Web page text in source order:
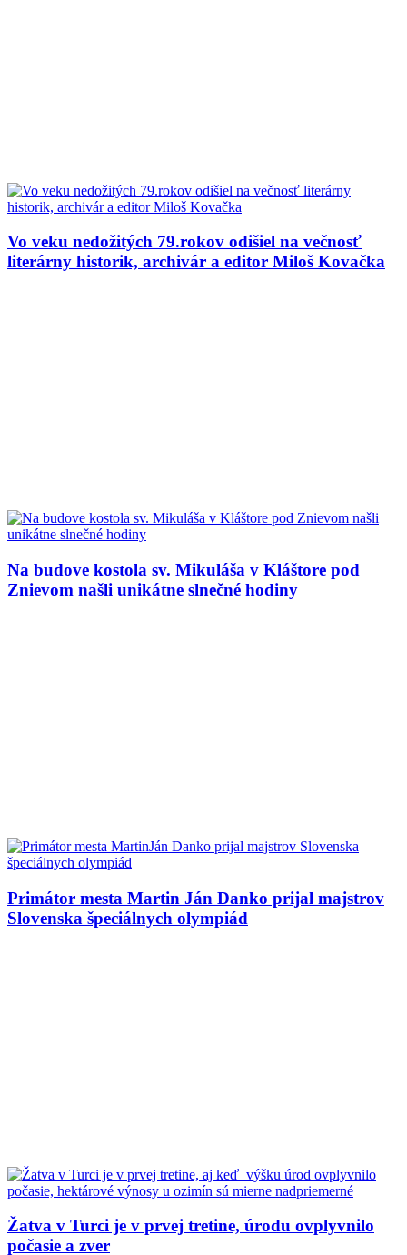
Vo veku nedožitých 79.rokov odišiel na večnosť
literárny historik, archivár a editor Miloš Kovačka
Na budove kostola sv. Mikuláša v Kláštore pod
Znievom našli unikátne slnečné hodiny
Primátor mesta Martin Ján Danko prijal majstrov
Slovenska špeciálnych olympiád
Žatva v Turci je v prvej tretine, úrodu ovplyvnilo
počasie a zver